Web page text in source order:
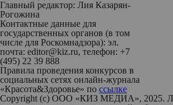
Главный редактор: Лия Казарян-
Рогожина
Контактные данные для
государственных органов (в том
числе для Роскомнадзора): эл.
почта: editor@kiz.ru, телефон: +7
(495) 22 39 888
Правила проведения конкурсов в
социальных сетях онлайн-журнала
«Красота&Здоровье» по ссылке
Copyright (с) ООО «КИЗ МЕДИА», 2025.